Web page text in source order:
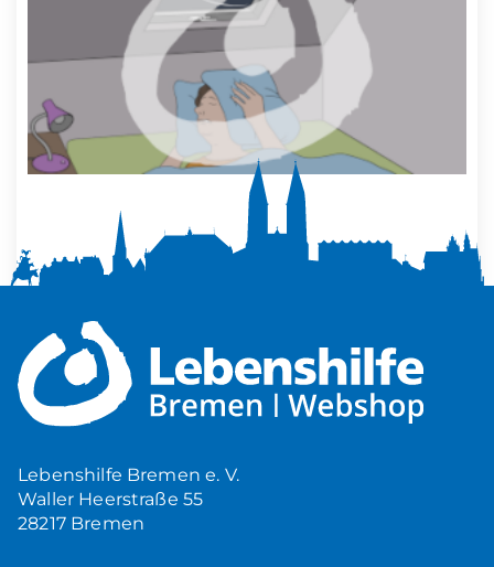
Mehr Ruhe zuhause
5,00€
Lebenshilfe Bremen e. V.
Waller Heerstraße 55
28217 Bremen